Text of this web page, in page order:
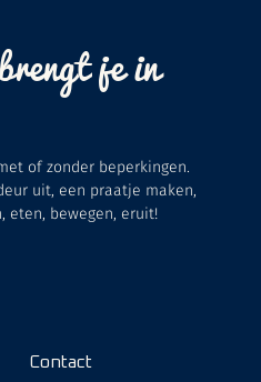
je in
of zonder beperkingen.
uit, een praatje maken,
eten, bewegen, eruit!
Contact